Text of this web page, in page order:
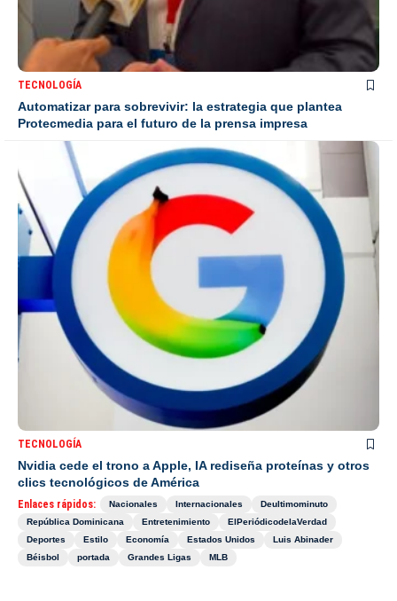
TECNOLOGÍA
Automatizar para sobrevivir: la estrategia que plantea
Protecmedia para el futuro de la prensa impresa
TECNOLOGÍA
Nvidia cede el trono a Apple, IA rediseña proteínas y otros
clics tecnológicos de América
Enlaces rápidos: Nacionales Internacionales
Deultimominuto
República Dominicana
Entretenimiento
ElPeriódicodelaVerdad
Deportes
Estilo Economía Estados Unidos
Luis Abinader
Béisbol
portada Grandes Ligas MLB